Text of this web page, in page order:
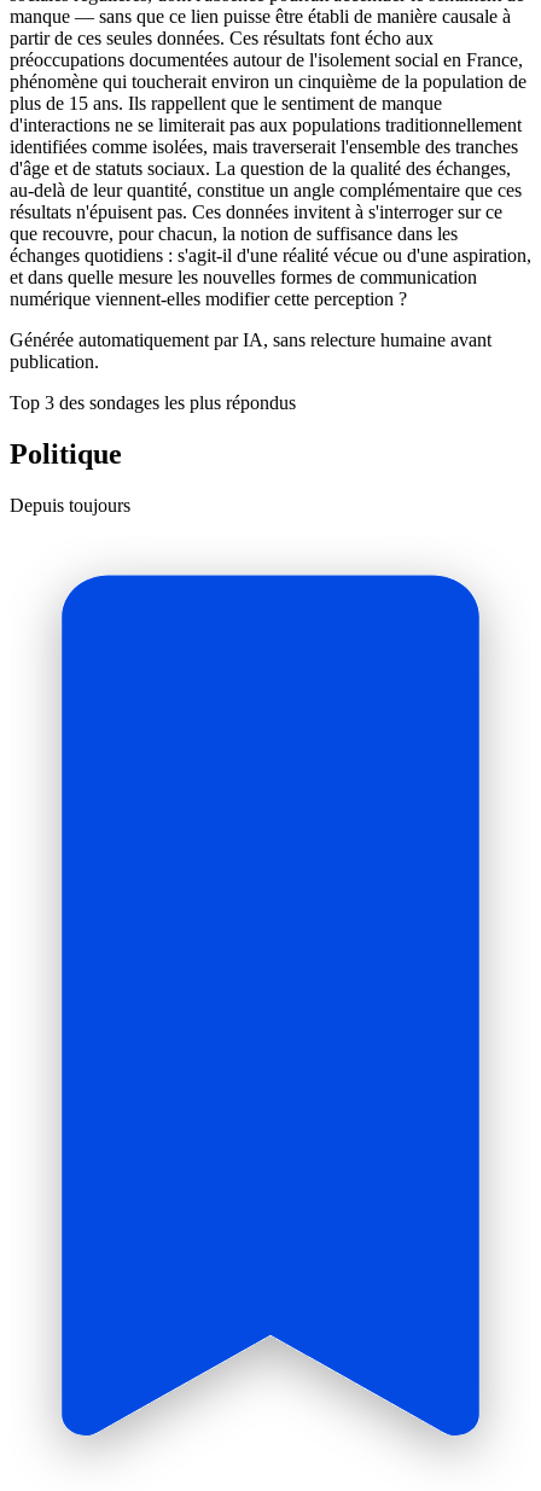
manque — sans que ce lien puisse être établi de manière causale à
partir de ces seules données. Ces résultats font écho aux
préoccupations documentées autour de l'isolement social en France,
phénomène qui toucherait environ un cinquième de la population de
plus de 15 ans. Ils rappellent que le sentiment de manque
d'interactions ne se limiterait pas aux populations traditionnellement
identifiées comme isolées, mais traverserait l'ensemble des tranches
d'âge et de statuts sociaux. La question de la qualité des échanges,
au-delà de leur quantité, constitue un angle complémentaire que ces
résultats n'épuisent pas. Ces données invitent à s'interroger sur ce
que recouvre, pour chacun, la notion de suffisance dans les
échanges quotidiens : s'agit-il d'une réalité vécue ou d'une aspiration,
et dans quelle mesure les nouvelles formes de communication
numérique viennent-elles modifier cette perception ?
Générée automatiquement par IA, sans relecture humaine avant
publication.
Top 3 des sondages les plus répondus
Politique
Depuis toujours